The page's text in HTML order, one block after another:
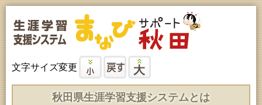
文字サイズ変更
秋田県生涯学習支援システムとは